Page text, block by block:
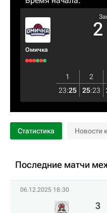
Омичка
2
1 2
23:25 25:23
Статистика Новости
Последние матчи
06.12.2025 18:30
3